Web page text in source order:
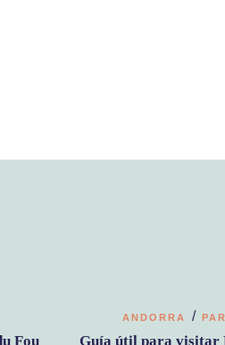
Fou
ANDORRA /
Guía útil para visitar